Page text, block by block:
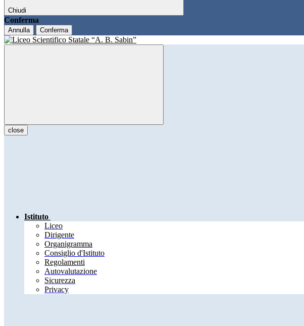
Chiudi
Conferma
Annulla Conferma
close
Istituto
Liceo
Dirigente
Organigramma
Consiglio d'Istituto
Regolamenti
Autovalutazione
Sicurezza
Privacy